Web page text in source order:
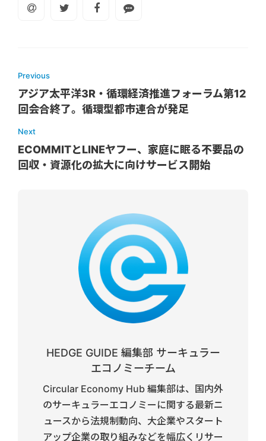
Previous
アジア太平洋3R・循環経済推進フォーラム第12
回会合終了。循環型都市連合が発足
Next
ECOMMITとLINEヤフー、家庭に眠る不要品の
回収・資源化の拡大に向けサービス開始
HEDGE GUIDE 編集部 サーキュラー
エコノミーチーム
Circular Economy Hub 編集部は、国内外
のサーキュラーエコノミーに関する最新ニ
ュースから法規制動向、大企業やスタート
アップ企業の取り組みなどを幅広くリサー